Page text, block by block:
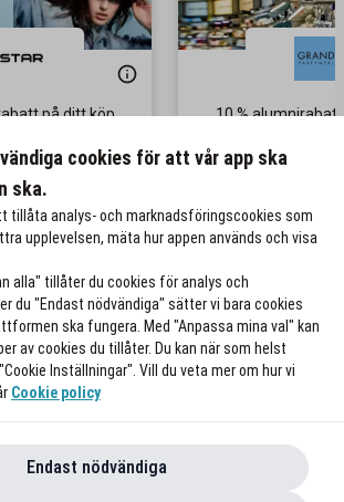
på ditt köp
10 %
Gäller även
cookies för att vår app ska
ska.
tillåta analys- och marknadsföringscookies som
upplevelsen, mäta hur appen används och visa
alla" tillåter du cookies för analys och
du "Endast nödvändiga" sätter vi bara cookies
ska fungera. Med "Anpassa mina val" kan
av cookies du tillåter. Du kan när som helst
Inställningar". Vill du veta mer om hur vi
Cookie policy
Endast nödvändiga